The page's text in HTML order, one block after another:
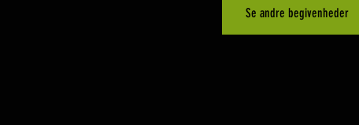
Se andre begivenheder